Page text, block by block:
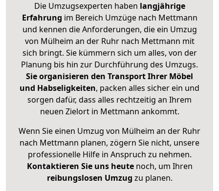
Die Umzugsexperten haben langjährige
Erfahrung im Bereich Umzüge nach Mettmann
und kennen die Anforderungen, die ein Umzug
von Mülheim an der Ruhr nach Mettmann mit
sich bringt. Sie kümmern sich um alles, von der
Planung bis hin zur Durchführung des Umzugs.
Sie organisieren den Transport Ihrer Möbel
und Habseligkeiten, packen alles sicher ein und
sorgen dafür, dass alles rechtzeitig an Ihrem
neuen Zielort in Mettmann ankommt.
Wenn Sie einen Umzug von Mülheim an der Ruhr
nach Mettmann planen, zögern Sie nicht, unsere
professionelle Hilfe in Anspruch zu nehmen.
Kontaktieren Sie uns heutenoch, um Ihren
reibungslosen Umzug zu planen.